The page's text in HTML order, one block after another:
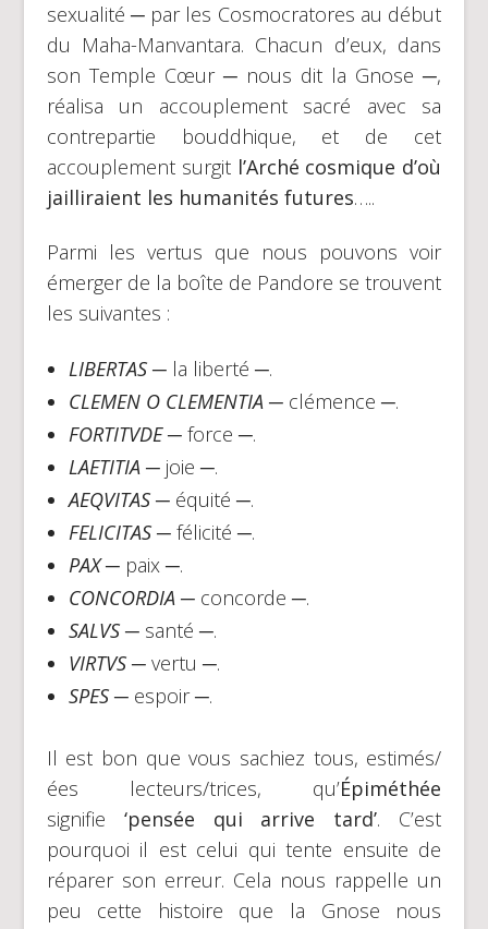
sexualité ─ par les Cosmocratores au début
du Maha-Manvantara. Chacun d’eux, dans
son Temple Cœur ─ nous dit la Gnose ─,
réalisa un accouplement sacré avec sa
contrepartie bouddhique, et de cet
accouplement surgit l’Arché cosmique d’où
jailliraient les humanités futures…..
Parmi les vertus que nous pouvons voir
émerger de la boîte de Pandore se trouvent
les suivantes :
LIBERTAS ─ la liberté ─.
CLEMEN O CLEMENTIA ─ clémence ─.
FORTITVDE─ force ─.
LAETITIA ─ joie ─.
AEQVITAS ─ équité ─.
FELICITAS ─ félicité ─.
PAX─ paix ─.
CONCORDIA ─ concorde ─.
SALVS ─ santé ─.
VIRTVS ─ vertu ─.
SPES ─ espoir ─.
Il est bon que vous sachiez tous, estimés/
ées lecteurs/trices, qu’Épiméthée
signifie ‘pensée qui arrive tard’. C’est
pourquoi il est celui qui tente ensuite de
réparer son erreur. Cela nous rappelle un
peu cette histoire que la Gnose nous